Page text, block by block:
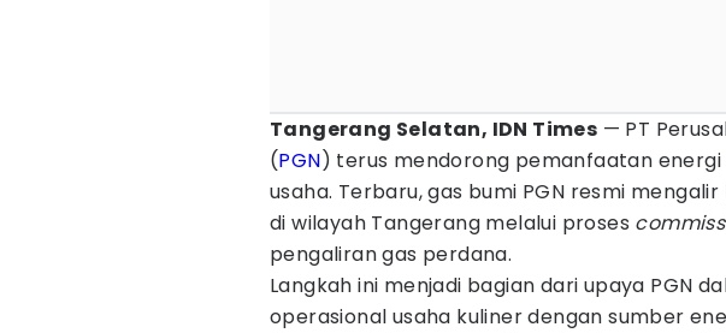
Tangerang Selatan, IDN Times — PT
(PGN) terus mendorong pemanfaatan
usaha. Terbaru, gas bumi PGN resmi mengalir
di wilayah Tangerang melalui proses
pengaliran gas perdana.
Langkah ini menjadi bagian dari upaya PGN
operasional usaha kuliner dengan sumber